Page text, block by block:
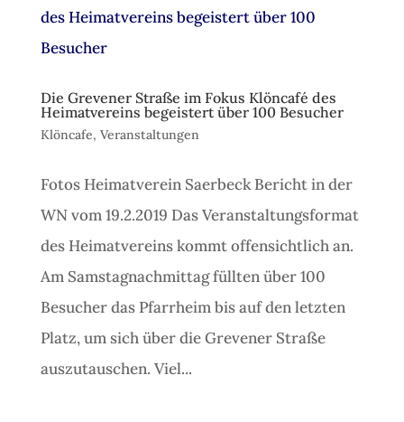
Die Grevener Straße im Fokus Klöncafé des
Heimatvereins begeistert über 100 Besucher
Klöncafe, Veranstaltungen
Fotos Heimatverein Saerbeck Bericht in der
WN vom 19.2.2019 Das Veranstaltungsformat
des Heimatvereins kommt offensichtlich an.
Am Samstagnachmittag füllten über 100
Besucher das Pfarrheim bis auf den letzten
Platz, um sich über die Grevener Straße
auszutauschen. Viel...